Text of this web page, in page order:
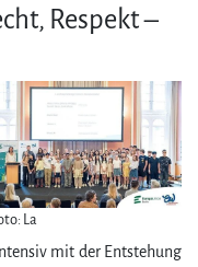
Respekt –
La
mit der Entstehung